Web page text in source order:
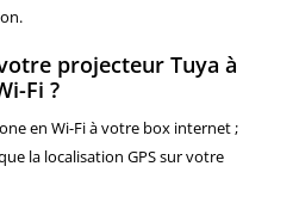
projecteur Tuya à
Fi ?
en Wi-Fi à votre box internet ;
la localisation GPS sur votre